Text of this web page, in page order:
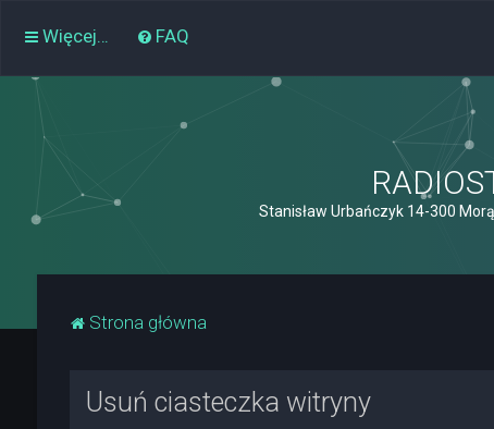
Więcej… FAQ
Stanisław Urbańczyk 14-300
Strona główna
Usuń ciasteczka witryny